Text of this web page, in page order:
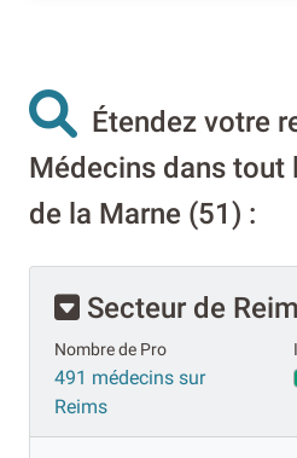
Étendez votre
Médecins dans tout
de la Marne (51) :
Secteur de
Nombre de Pro
491 médecins sur
Reims